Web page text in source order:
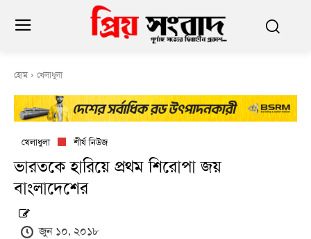
হোম খেলাধুলা
খেলাধুলা শীর্ষ নিউজ
ভারতকে হারিয়ে প্রথম শিরোপা জয়
বাংলাদেশের
জুন ১০, ২০১৮